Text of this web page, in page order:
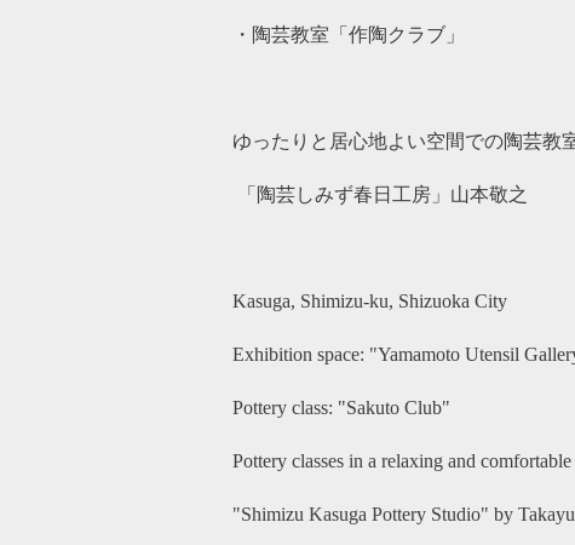
・陶芸教室「作陶クラブ」
ゆったりと居心地よい空間での陶芸教室
「陶芸しみず春日工房」山本敬之
Kasuga, Shimizu-ku, Shizuoka City
Exhibition space: "Yamamoto Utensil
Pottery class: "Sakuto Club"
Pottery classes in a relaxing and
"Shimizu Kasuga Pottery Studio" by